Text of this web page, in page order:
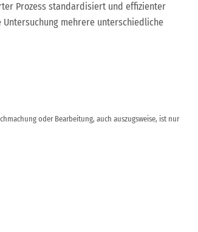
Prozess standardisiert und effizienter
mehrere unterschiedliche
oder Bearbeitung, auch auszugsweise, ist nur